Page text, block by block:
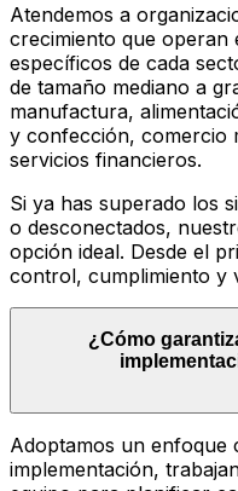
Atendemos a
crecimiento que
específicos de cada
de tamaño mediano a
manufactura,
y confección, comercio
servicios financieros.
Si ya has superado los
o desconectados,
opción ideal. Desde el
control, cumplimiento y
¿Cómo
Adoptamos un
implementación,